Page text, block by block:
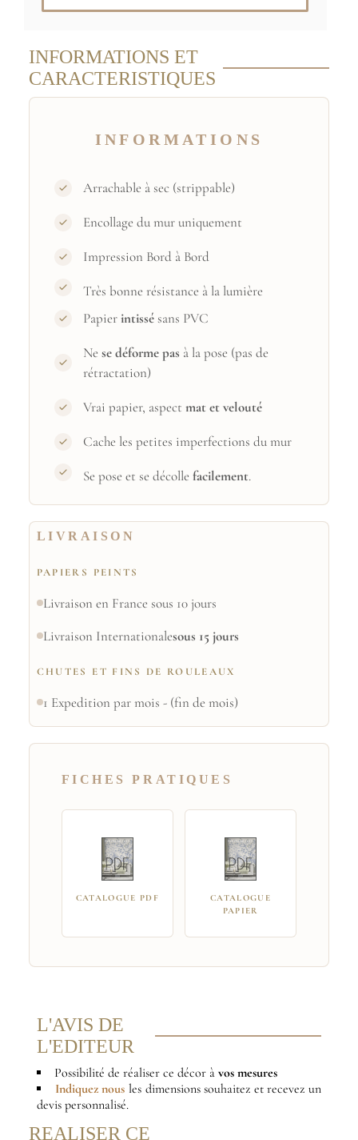
INFORMATIONS ET
CARACTERISTIQUES
INFORMATIONS
Arrachable à sec (strippable)
Encollage du mur uniquement
Impression Bord à Bord
Très bonne résistance à la lumière
Papierintissésans PVC
Nese déforme pas à la pose (pas de
rétractation)
Vrai papier, aspectmat et velouté
Cache les petites imperfections du mur
Se pose et se décollefacilement.
LIVRAISON
PAPIERS PEINTS
Livraison en France sous 10 jours
Livraison Internationalesous 15 jours
CHUTES ET FINS DE ROULEAUX
1 Expedition par mois - (fin de mois)
FICHES PRATIQUES
CATALOGUE PDF
CATALOGUE
PAPIER
L'AVIS DE
L'EDITEUR
Possibilité de réaliser ce décor à vos mesures
Indiquez nous les dimensions souhaitez et recevez un
devis personnalisé.
REALISER CE